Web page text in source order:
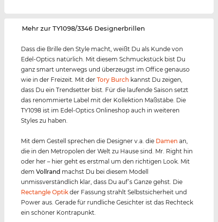
‌Mehr zur TY1098/3346 Designerbrillen
Dass die Brille den Style macht, weißt Du als Kunde von
Edel-Optics natürlich. Mit diesem Schmuckstück bist Du
ganz smart unterwegs und überzeugst im Office genauso
wie in der Freizeit. Mit derTory Burch kannst Du zeigen,
dass Du ein Trendsetter bist. Für die laufende Saison setzt
das renommierte Label mit der Kollektion Maßstäbe. Die
TY1098 ist im Edel-Optics Onlineshop auch in weiteren
Styles zu haben.
Mit dem Gestell sprechen die Designer v.a. die Damen an,
die in den Metropolen der Welt zu Hause sind. Mr. Right hin
oder her – hier geht es erstmal um den richtigen Look. Mit
demVollrand machst Du bei diesem Modell
unmissverständlich klar, dass Du auf’s Ganze gehst. Die
Rectangle Optik der Fassung strahlt Selbstsicherheit und
Power aus. Gerade für rundliche Gesichter ist das Rechteck
ein schöner Kontrapunkt.